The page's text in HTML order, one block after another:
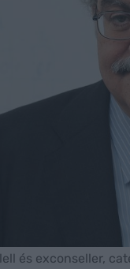
és exconseller,